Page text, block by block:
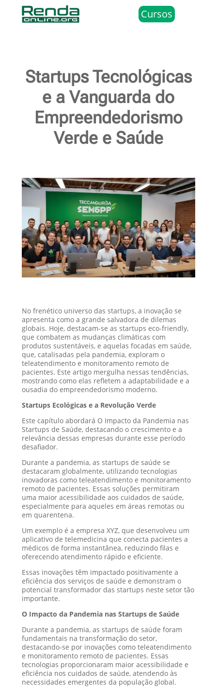
Cursos
Startups Tecnológicas
e a Vanguarda do
Empreendedorismo
Verde e Saúde
No frenético universo das startups, a inovação se
apresenta como a grande salvadora de dilemas
globais. Hoje, destacam-se as startups eco-friendly,
que combatem as mudanças climáticas com
produtos sustentáveis, e aquelas focadas em saúde,
que, catalisadas pela pandemia, exploram o
teleatendimento e monitoramento remoto de
pacientes. Este artigo mergulha nessas tendências,
mostrando como elas refletem a adaptabilidade e a
ousadia do empreendedorismo moderno.
Startups Ecológicas e a Revolução Verde
Este capítulo abordará O Impacto da Pandemia nas
Startups de Saúde, destacando o crescimento e a
relevância dessas empresas durante esse período
desafiador.
Durante a pandemia, as startups de saúde se
destacaram globalmente, utilizando tecnologias
inovadoras como teleatendimento e monitoramento
remoto de pacientes. Essas soluções permitiram
uma maior acessibilidade aos cuidados de saúde,
especialmente para aqueles em áreas remotas ou
em quarentena.
Um exemplo é a empresa XYZ, que desenvolveu um
aplicativo de telemedicina que conecta pacientes a
médicos de forma instantânea, reduzindo filas e
oferecendo atendimento rápido e eficiente.
Essas inovações têm impactado positivamente a
eficiência dos serviços de saúde e demonstram o
potencial transformador das startups neste setor tão
importante.
O Impacto da Pandemia nas Startups de Saúde
Durante a pandemia, as startups de saúde foram
fundamentais na transformação do setor,
destacando-se por inovações como teleatendimento
e monitoramento remoto de pacientes. Essas
tecnologias proporcionaram maior acessibilidade e
eficiência nos cuidados de saúde, atendendo às
necessidades emergentes da população global.